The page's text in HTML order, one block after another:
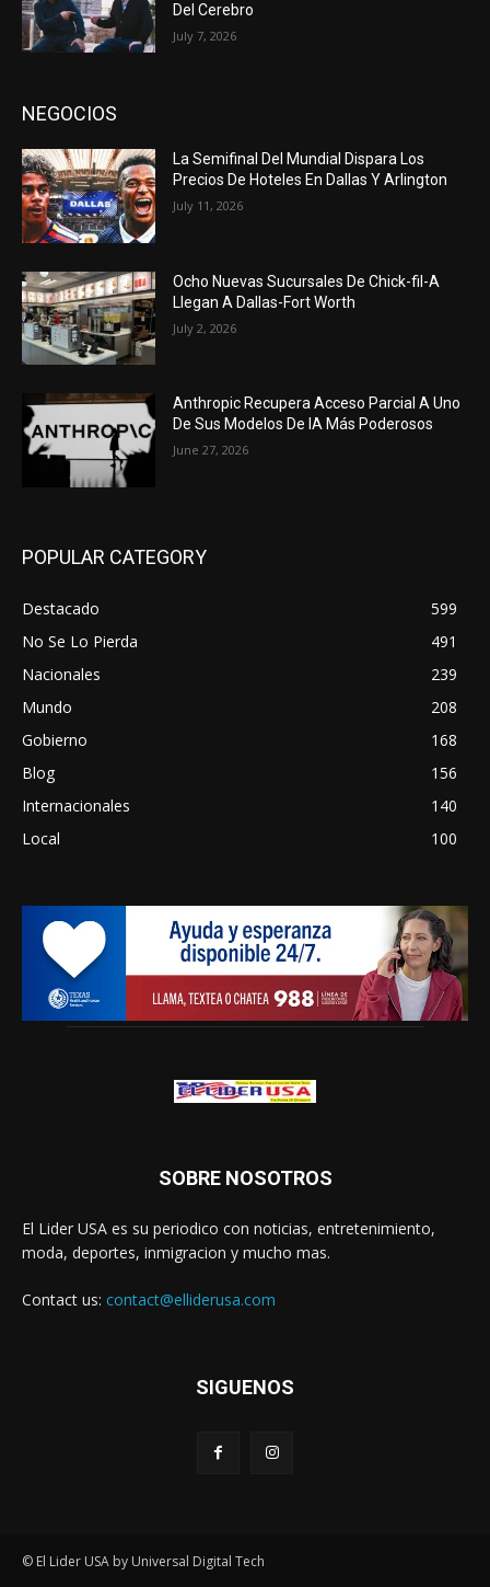
Del Cerebro
July 7, 2026
NEGOCIOS
La Semifinal Del Mundial Dispara Los
Precios De Hoteles En Dallas Y Arlington
July 11, 2026
Ocho Nuevas Sucursales De Chick-fil-A
Llegan A Dallas-Fort Worth
July 2, 2026
Anthropic Recupera Acceso Parcial A Uno
De Sus Modelos De IA Más Poderosos
June 27, 2026
POPULAR CATEGORY
Destacado
599
No Se Lo Pierda
491
Nacionales
239
Mundo
208
Gobierno
168
Blog
156
Internacionales
140
Local
100
SOBRE NOSOTROS
El Lider USA es su periodico con noticias, entretenimiento,
moda, deportes, inmigracion y mucho mas.
Contact us: contact@elliderusa.com
SIGUENOS
© El Lider USA by Universal Digital Tech